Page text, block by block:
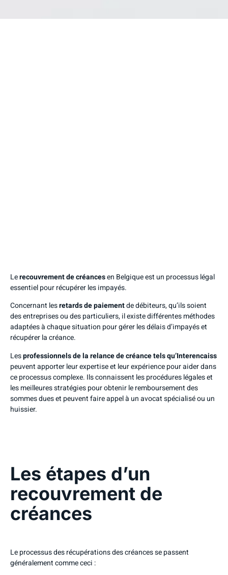
Lerecouvrement de créancesen Belgique est un processus légal
essentiel pour récupérer les impayés.
Concernant lesretards de paiementde débiteurs, qu’ils soient
des entreprises ou des particuliers, il existe différentes méthodes
adaptées à chaque situation pour gérer les délais d’impayés et
récupérer la créance.
Lesprofessionnels de la relance de créance tels qu’Interencaiss
peuvent apporter leur expertise et leur expérience pour aider dans
ce processus complexe. Ils connaissent les procédures légales et
les meilleures stratégies pour obtenir le remboursement des
sommes dues et peuvent faire appel à un avocat spécialisé ou un
huissier.
Les étapes d’un
recouvrement de
créances
Le processus des récupérations des créances se passent
généralement comme ceci :